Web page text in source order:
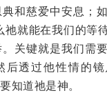
和慈爱中安息；
祂就能在我们的等
关键就是我们需
透过他性情的镜
知道祂是神。